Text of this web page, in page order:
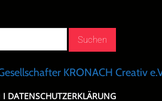
KRONACH Creativ
I DATENSCHUTZERKLÄRUNG